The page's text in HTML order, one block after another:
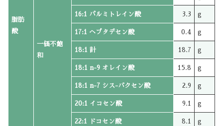
脂肪
酸
一価不飽
和
16:1 パルミトレイン酸 3.3 g
17:1 ヘプタデセン酸 0.4 g
18:1 計 18.7 g
18:1 n-9 オレイン酸 15.8 g
18:1 n-7 シス-バクセン酸 2.9 g
20:1 イコセン酸 9.1 g
22:1 ドコセン酸 8.1 g